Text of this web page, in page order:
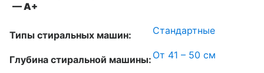
— A+
Типы стиральных машин: Стандартные
Глубина стиральной машины: От 41 – 50 см